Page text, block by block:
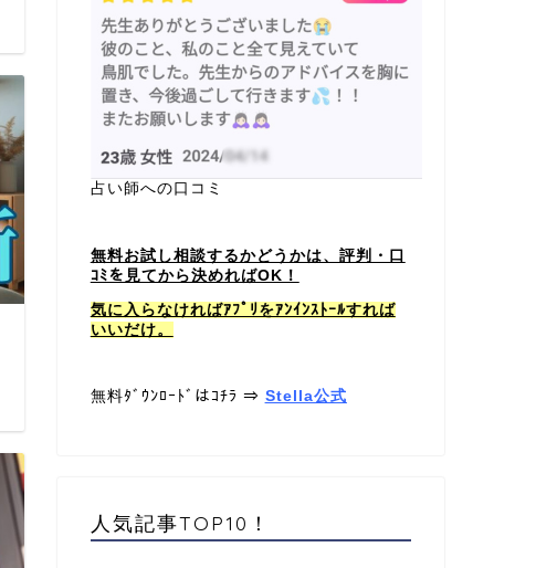
占い師への口コミ
無料お試し相談するかどうかは、評判・口
ｺﾐを見てから決めればOK！
気に入らなければｱﾌﾟﾘをｱﾝｲﾝｽﾄｰﾙすれば
いいだけ。
無料ﾀﾞｳﾝﾛｰﾄﾞはｺﾁﾗ ⇒ Stella公式
人気記事TOP10！